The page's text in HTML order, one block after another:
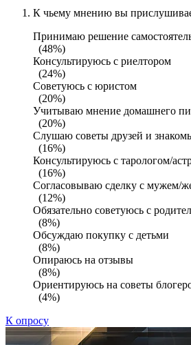
К чьему мнению вы
Принимаю решение
(48%)
Консультируюсь с риелтором
(24%)
Советуюсь с юристом
(20%)
Учитываю мнение домашнего
(20%)
Слушаю советы друзей и
(16%)
Консультируюсь с тарологом/
(16%)
Согласовываю сделку с мужем/
(12%)
Обязательно советуюсь с
(8%)
Обсуждаю покупку с детьми
(8%)
Опираюсь на отзывы
(8%)
Ориентируюсь на советы
(4%)
К опросу